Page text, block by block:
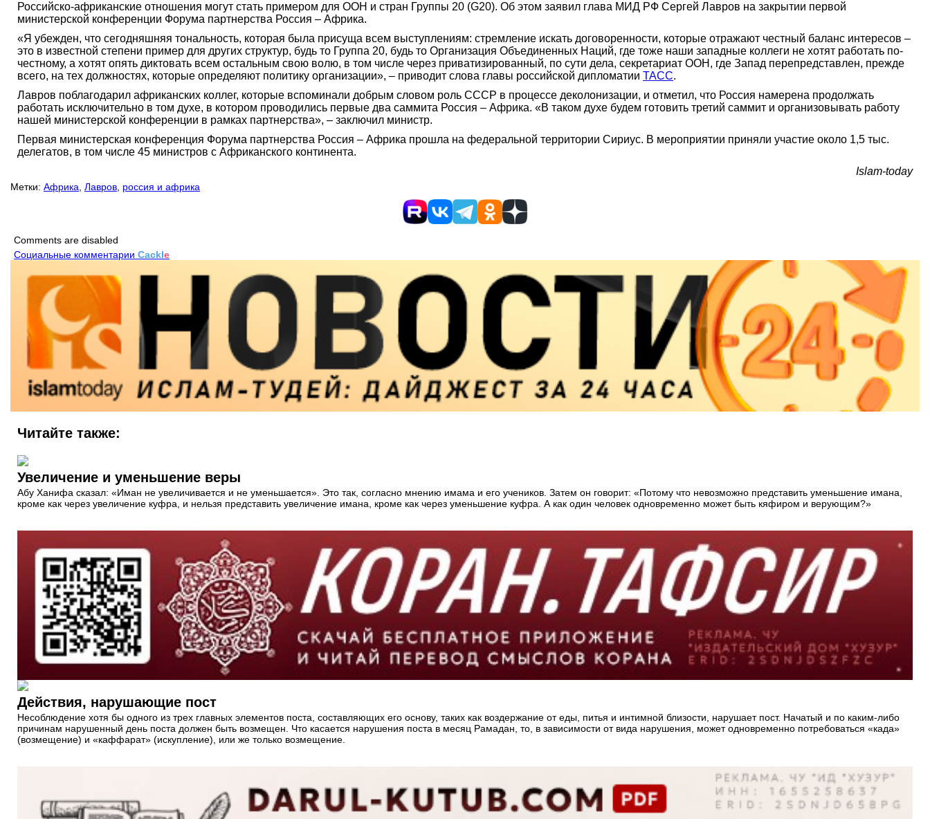
Российско-африканские отношения могут стать примером для ООН и стран Группы 20 (G20). Об этом заявил глава МИД РФ Сергей Лавров на закрытии первой
министерской конференции Форума партнерства Россия – Африка.
«Я убежден, что сегодняшняя тональность, которая была присуща всем выступлениям: стремление искать договоренности, которые отражают честный баланс интересов –
это в известной степени пример для других структур, будь то Группа 20, будь то Организация Объединенных Наций, где тоже наши западные коллеги не хотят работать по-
честному, а хотят опять диктовать всем остальным свою волю, в том числе через приватизированный, по сути дела, секретариат ООН, где Запад перепредставлен, прежде
всего, на тех должностях, которые определяют политику организации», – приводит слова главы российской дипломатии ТАСС.
Лавров поблагодарил африканских коллег, которые вспоминали добрым словом роль СССР в процессе деколонизации, и отметил, что Россия намерена продолжать
работать исключительно в том духе, в котором проводились первые два саммита Россия – Африка. «В таком духе будем готовить третий саммит и организовывать работу
нашей министерской конференции в рамках партнерства», – заключил министр.
Первая министерская конференция Форума партнерства Россия – Африка прошла на федеральной территории Сириус. В мероприятии приняли участие около 1,5 тыс.
делегатов, в том числе 45 министров с Африканского континента.
Islam-today
Метки: Африка, Лавров, россия и африка
Comments are disabled
Социальные комментарии Cackle
Читайте также:
Увеличение и уменьшение веры
Абу Ханифа сказал: «Иман не увеличивается и не уменьшается». Это так, согласно мнению имама и его учеников. Затем он говорит: «Потому что невозможно представить уменьшение имана,
кроме как через увеличение куфра, и нельзя представить увеличение имана, кроме как через уменьшение куфра. А как один человек одновременно может быть кяфиром и верующим?»
Действия, нарушающие пост
Несоблюдение хотя бы одного из трех главных элементов поста, составляющих его основу, таких как воздержание от еды, питья и интимной близости, нарушает пост. Начатый и по каким-либо
причинам нарушенный день поста должен быть возмещен. Что касается нарушения поста в месяц Рамадан, то, в зависимости от вида нарушения, может одновременно потребоваться «када»
(возмещение) и «каффарат» (искупление), или же только возмещение.